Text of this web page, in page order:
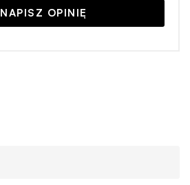
NAPISZ OPINIĘ